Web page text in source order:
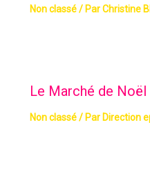
Non classé/ ParChristine
Le Marché de
Non classé/ Par Direction